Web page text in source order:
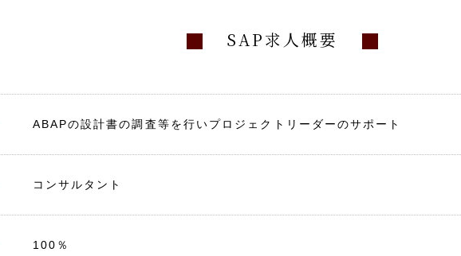
SAP求人概要
ABAPの設計書の調査等を行いプロジェクトリーダーのサポート
コンサルタント
100％